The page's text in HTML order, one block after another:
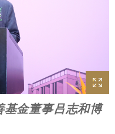
基金董事吕志和博